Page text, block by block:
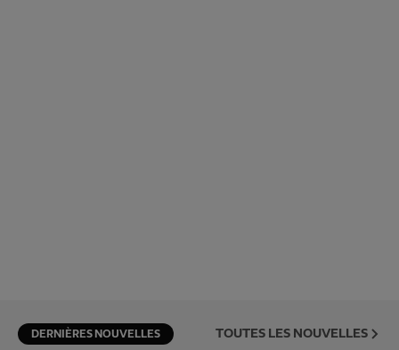
DERNIÈRES NOUVELLES TOUTES LES NOUVELLES